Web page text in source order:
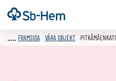
Till
innehållet
Framsida
FRAMSIDA VÅRA OBJEKT